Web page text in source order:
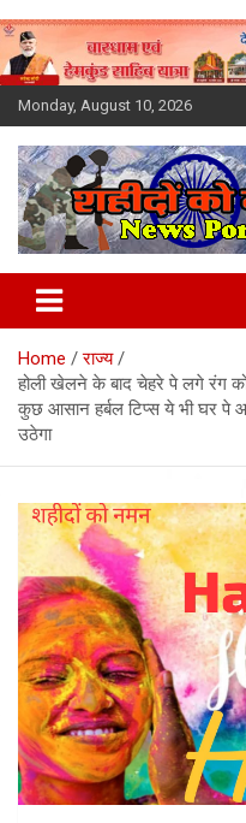
Skip
to
content
Monday, August 10, 2026
Latest News
News,
Hindi
Home
राज्य
होली खेलने के बाद चेहरे पे लगे रंग
कुछ आसान हर्बल टिप्स ये भी घर पे
उठेगा